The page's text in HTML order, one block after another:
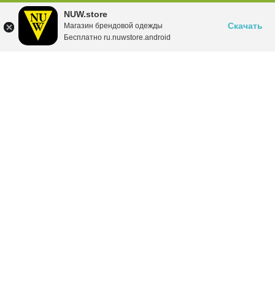
NUW.store
Магазин брендовой одежды
Бесплатно ru.nuwstore.android
Скачать